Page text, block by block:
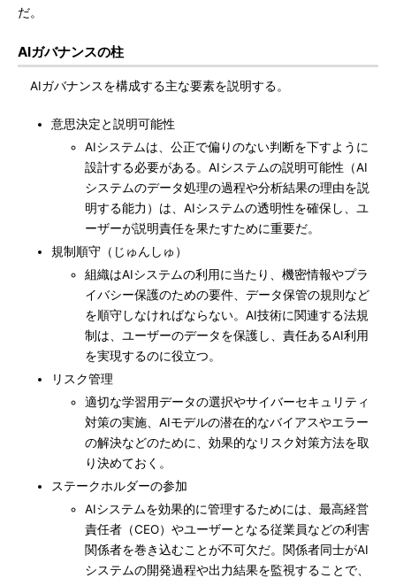
だ。
AIガバナンスの柱
AIガバナンスを構成する主な要素を説明する。
意思決定と説明可能性
AIシステムは、公正で偏りのない判断を下すように
設計する必要がある。AIシステムの説明可能性（AI
システムのデータ処理の過程や分析結果の理由を説
明する能力）は、AIシステムの透明性を確保し、ユ
ーザーが説明責任を果たすために重要だ。
規制順守（じゅんしゅ）
組織はAIシステムの利用に当たり、機密情報やプラ
イバシー保護のための要件、データ保管の規則など
を順守しなければならない。AI技術に関連する法規
制は、ユーザーのデータを保護し、責任あるAI利用
を実現するのに役立つ。
リスク管理
適切な学習用データの選択やサイバーセキュリティ
対策の実施、AIモデルの潜在的なバイアスやエラー
の解決などのために、効果的なリスク対策方法を取
り決めておく。
ステークホルダーの参加
AIシステムを効果的に管理するためには、最高経営
責任者（CEO）やユーザーとなる従業員などの利害
関係者を巻き込むことが不可欠だ。関係者同士がAI
システムの開発過程や出力結果を監視することで、